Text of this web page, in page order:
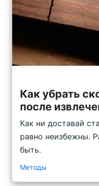
Как убрать
после
Как ни доставай
равно неизбежны.
быть.
Методы